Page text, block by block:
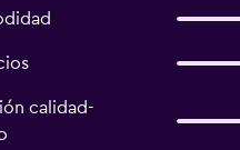
calidad-